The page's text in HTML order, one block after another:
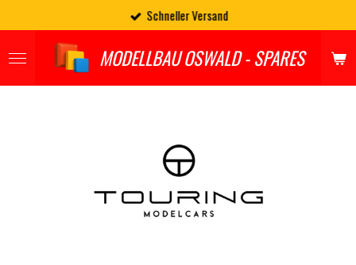
Hauptinhalt
springen
MODELLBAU OSWALD - SPARES
Schneller Versand